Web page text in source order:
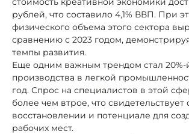
рублей, что составило 4,1% ВВП. При
физического объема этого сектора
сравнению с 2023 годом,
темпы развития.
Еще одним важным трендом стал 20%-
производства в легкой
год. Спрос на специалистов в этой
более чем втрое, что свидетельствует
восстановлении и потенциале для
рабочих мест.